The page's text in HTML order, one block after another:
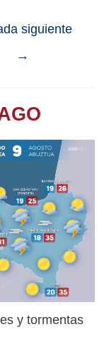
siguiente
→
y tormentas